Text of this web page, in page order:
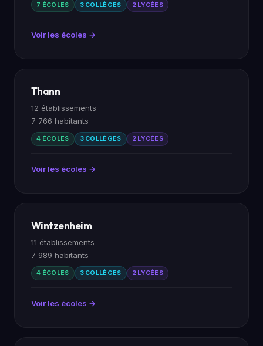
7 ÉCOLES 3 COLLÈGES 2 LYCÉES
Voir les écoles →
Thann
12 établissements
7 766 habitants
4 ÉCOLES 3 COLLÈGES 2 LYCÉES
Voir les écoles →
Wintzenheim
11 établissements
7 989 habitants
4 ÉCOLES 3 COLLÈGES 2 LYCÉES
Voir les écoles →